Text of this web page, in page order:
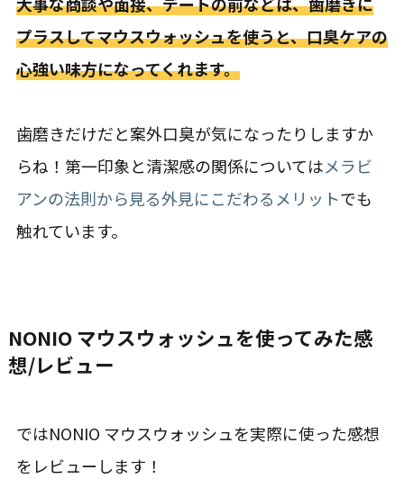
プラスしてマウスウォッシュを使うと、口臭ケアの
心強い味方になってくれます。
歯磨きだけだと案外口臭が気になったりしますか
らね！第一印象と清潔感の関係についてはメラビ
アンの法則から見る外見にこだわるメリットでも
触れています。
NONIO マウスウォッシュを使ってみた感
想/レビュー
ではNONIO マウスウォッシュを実際に使った感想
をレビューします！